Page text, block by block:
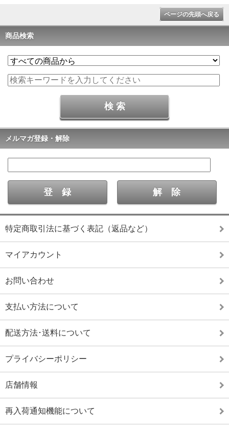
ページの先頭へ戻る
商品検索
メルマガ登録・解除
特定商取引法に基づく表記（返品など）
マイアカウント
お問い合わせ
支払い方法について
配送方法･送料について
プライバシーポリシー
店舗情報
再入荷通知機能について